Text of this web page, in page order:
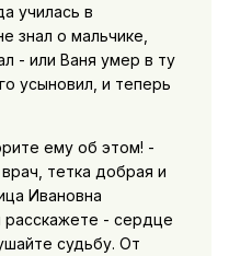
училась в
знал о мальчике,
- или Ваня умер в ту
усыновил, и теперь
ему об этом! -
тетка добрая и
Ивановна
расскажете - сердце
судьбу. От